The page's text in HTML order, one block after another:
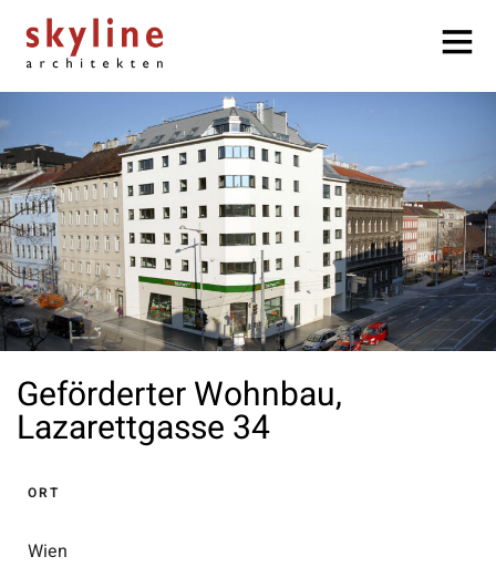
Geförderter Wohnbau,
Lazarettgasse 34
ORT
Wien